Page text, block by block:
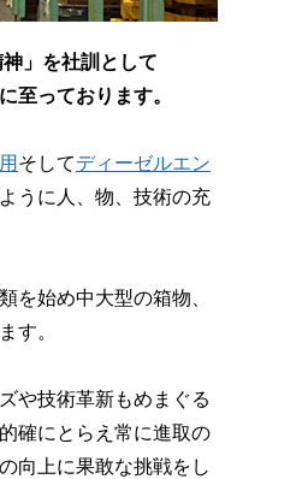
」を社訓として
至っております。
そしてディーゼルエン
うに人、物、技術の充
を始め中大型の箱物、
す。
や技術革新もめまぐる
確にとらえ常に進取の
向上に果敢な挑戦をし